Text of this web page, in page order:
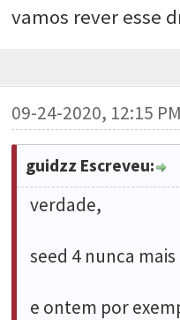
vamos rever esse
09-24-2020, 12:15
guidzz Escreveu:
verdade,
seed 4 nunca mais
e ontem por